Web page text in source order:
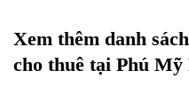
Xem thêm danh
cho thuê tại Phú Mỹ